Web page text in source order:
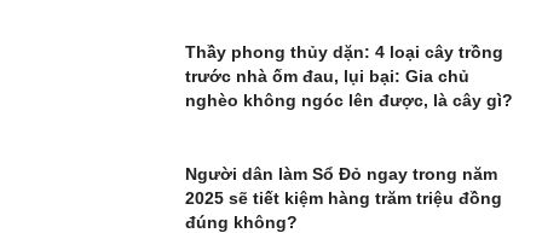
Thầy phong thủy dặn: 4 loại cây trồng
trước nhà ốm đau, lụi bại: Gia chủ
nghèo không ngóc lên được, là cây gì?
Người dân làm Sổ Đỏ ngay trong năm
2025 sẽ tiết kiệm hàng trăm triệu đồng
đúng không?